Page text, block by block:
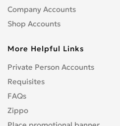
Company Accounts
Shop Accounts
More Helpful Links
Private Person Accounts
Requisites
FAQs
Zippo